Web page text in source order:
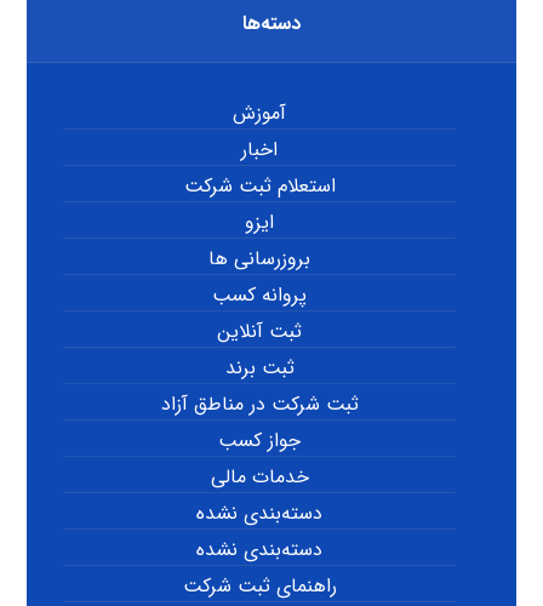
دسته‌ها
آموزش
اخبار
استعلام ثبت شرکت
ایزو
بروزرسانی ها
پروانه کسب
ثبت آنلاین
ثبت برند
ثبت شرکت در مناطق آزاد
جواز کسب
خدمات مالی
دسته‌بندی نشده
دسته‌بندی نشده
راهنمای ثبت شرکت